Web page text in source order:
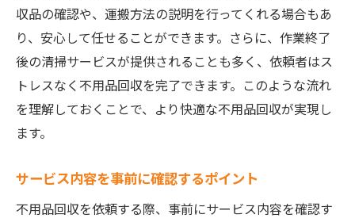
収品の確認や、運搬方法の説明を行ってくれる場合もあ
り、安心して任せることができます。さらに、作業終了
後の清掃サービスが提供されることも多く、依頼者はス
トレスなく不用品回収を完了できます。このような流れ
を理解しておくことで、より快適な不用品回収が実現し
ます。
サービス内容を事前に確認するポイント
不用品回収を依頼する際、事前にサービス内容を確認す